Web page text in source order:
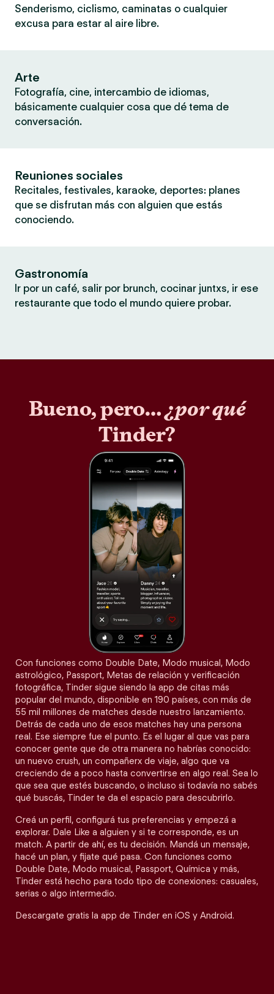
Senderismo, ciclismo, caminatas o cualquier
excusa para estar al aire libre.
Arte
Fotografía, cine, intercambio de idiomas,
básicamente cualquier cosa que dé tema de
conversación.
Reuniones sociales
Recitales, festivales, karaoke, deportes: planes
que se disfrutan más con alguien que estás
conociendo.
Gastronomía
Ir por un café, salir por brunch, cocinar juntxs, ir ese
restaurante que todo el mundo quiere probar.
Bueno, pero…¿por qué
Tinder?
Con funciones como Double Date, Modo musical, Modo
astrológico, Passport, Metas de relación y verificación
fotográfica, Tinder sigue siendo la app de citas más
popular del mundo, disponible en 190 países, con más de
55 mil millones de matches desde nuestro lanzamiento.
Detrás de cada uno de esos matches hay una persona
real. Ese siempre fue el punto. Es el lugar al que vas para
conocer gente que de otra manera no habrías conocido:
un nuevo crush, un compañerx de viaje, algo que va
creciendo de a poco hasta convertirse en algo real. Sea lo
que sea que estés buscando, o incluso si todavía no sabés
qué buscás, Tinder te da el espacio para descubrirlo.
Creá un perfil, configurá tus preferencias y empezá a
explorar. Dale Like a alguien y si te corresponde, es un
match. A partir de ahí, es tu decisión. Mandá un mensaje,
hacé un plan, y fijate qué pasa. Con funciones como
Double Date, Modo musical, Passport, Química y más,
Tinder está hecho para todo tipo de conexiones: casuales,
serias o algo intermedio.
Descargate gratis la app de Tinder en iOS y Android.